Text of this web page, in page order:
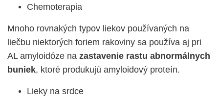
Chemoterapia
Mnoho rovnakých typov liekov používaných na
liečbu niektorých foriem rakoviny sa používa aj pri
AL amyloidóze na zastavenie rastu abnormálnych
buniek, ktoré produkujú amyloidový proteín.
Lieky na srdce